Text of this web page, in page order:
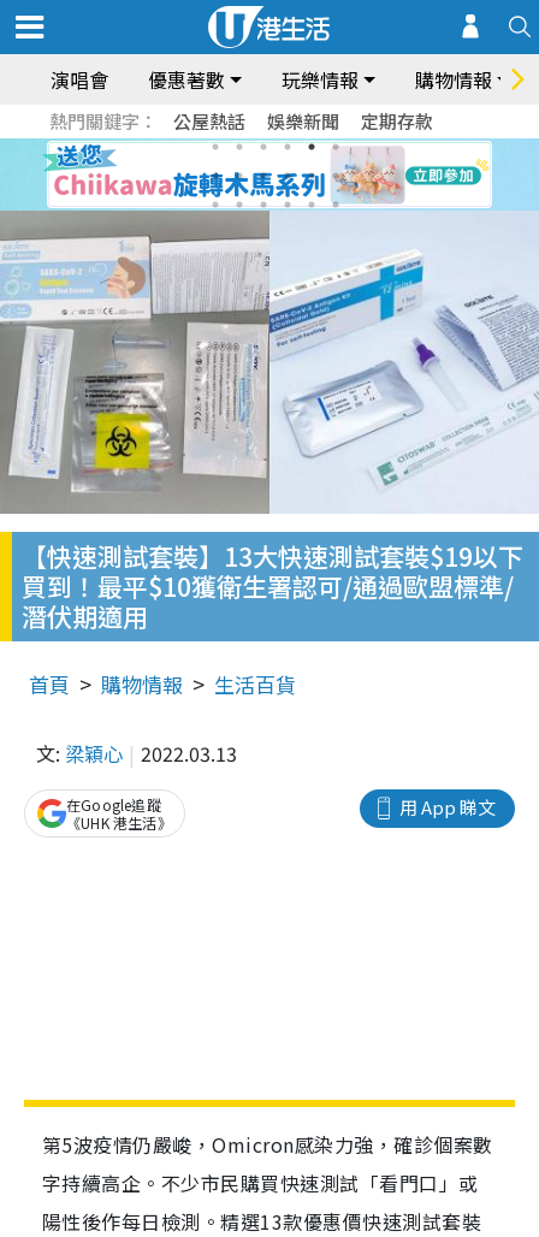
演唱會 優惠著數 玩樂情報 購物情報
熱門關鍵字： 公屋熱話 娛樂新聞 定期存款
【快速測試套裝】13大快速測試套裝$19以下
買到！最平$10獲衛生署認可/通過歐盟標準/
潛伏期適用
首頁 購物情報 生活百貨
文: 梁穎心 2022.03.13
用 App 睇文
在Google追蹤
《UHK 港生活》
第5波疫情仍嚴峻，Omicron感染力強，確診個案數
字持續高企。不少市民購買快速測試「看門口」或
陽性後作每日檢測。精選13款優惠價快速測試套裝